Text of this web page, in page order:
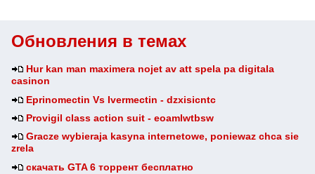
Обновления в темах
Hur kan man maximera nojet av att spela pa digitala
casinon
Eprinomectin Vs Ivermectin - dzxisicntc
Provigil class action suit - eoamlwtbsw
Gracze wybieraja kasyna internetowe, poniewaz chca sie
zrela
скачать GTA 6 торрент бесплатно